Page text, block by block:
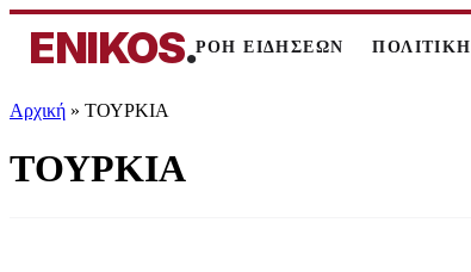
ENIKOS.ΡΟΗ ΕΙΔΗΣΕΩΝ ΠΟΛΙΤΙΚΗ
Αρχική » TΟΥΡΚΙΑ
TΟΥΡΚΙΑ